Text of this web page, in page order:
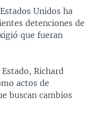
Unidos ha
detenciones de
que fueran
Richard
actos de
buscan cambios